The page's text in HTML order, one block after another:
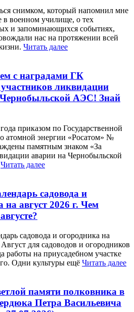
снимком, который напомнил мне
в военном училище, о тех
и запоминающихся событиях,
нас на протяжении всей
Читать далее
с наградами ГК
ликвидации
АЭС! Знай
приказом по Государственной
атомной энергии «Росатом» №
памятным знаком «За
аварии на Чернобыльской
Читать далее
садовода и
на август 2026 г. Чем
садовода и огородника на
Август для садоводов и огородников
работы на приусадебном участке
Одни культуры ещё Читать далее
памяти полковника в
Петра Васильевича